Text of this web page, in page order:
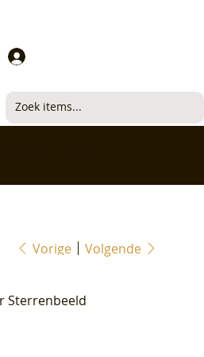
Vorige Volgende
Sterrenbeeld